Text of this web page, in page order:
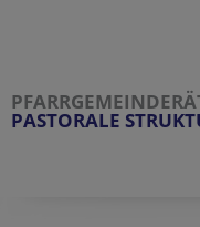
PASTORALE